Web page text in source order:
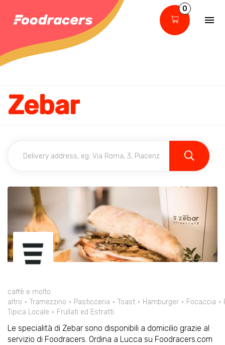
0
Zebar
caffè e molto
altro
Tramezzino Pasticceria Toast Hamburger Focaccia
Tipica Locale
Frullati ed Estratti
Le specialità di Zebar sono disponibili a domicilio grazie al
servizio di Foodracers. Ordina a Lucca su Foodracers.com